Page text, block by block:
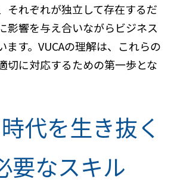
それぞれが独立して存在するだ
影響を与え合いながらビジネス
ます。VUCAの理解は、これらの
切に対応するための第一歩とな
代を生き抜く
要なスキル